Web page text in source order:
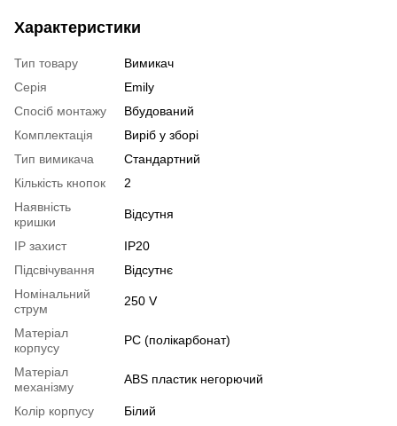
Характеристики
Тип товару
Вимикач
Серія
Emily
Спосіб монтажу
Вбудований
Комплектація
Виріб у зборі
Тип вимикача
Стандартний
Кількість кнопок
2
Наявність
кришки
Відсутня
IP захист
IP20
Підсвічування
Відсутнє
Номінальний
струм
250 V
Матеріал
корпусу
РС (полікарбонат)
Матеріал
механізму
ABS пластик негорючий
Колір корпусу
Білий